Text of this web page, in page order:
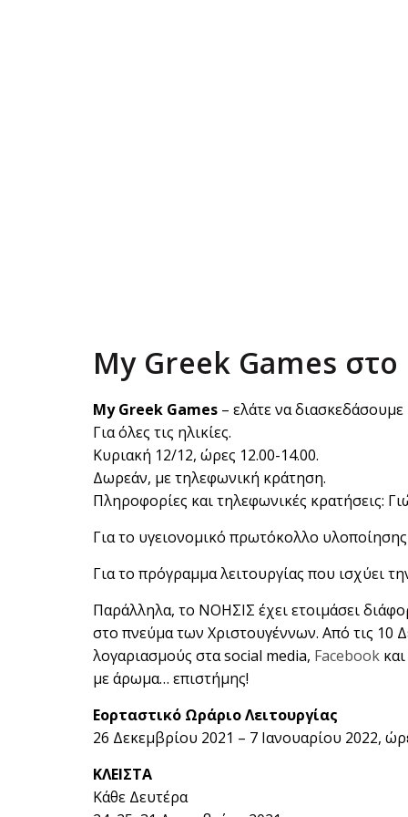
My Greek Games
My Greek Games – ελάτε να διασκεδάσουμε
Για όλες τις ηλικίες.
Κυριακή 12/12, ώρες 12.00-14.00.
Δωρεάν, με τηλεφωνική κράτηση.
Πληροφορίες και τηλεφωνικές κρατήσεις:
Για το υγειονομικό πρωτόκολλο
Για το πρόγραμμα λειτουργίας που ισχύει
Παράλληλα, το ΝΟΗΣΙΣ έχει ετοιμάσει
στο πνεύμα των Χριστουγέννων. Από τις 10
λογαριασμούς στα social media, Facebook και
με άρωμα… επιστήμης!
Εορταστικό Ωράριο Λειτουργίας
26 Δεκεμβρίου 2021 – 7 Ιανουαρίου 2022,
ΚΛΕΙΣTA
Κάθε Δευτέρα